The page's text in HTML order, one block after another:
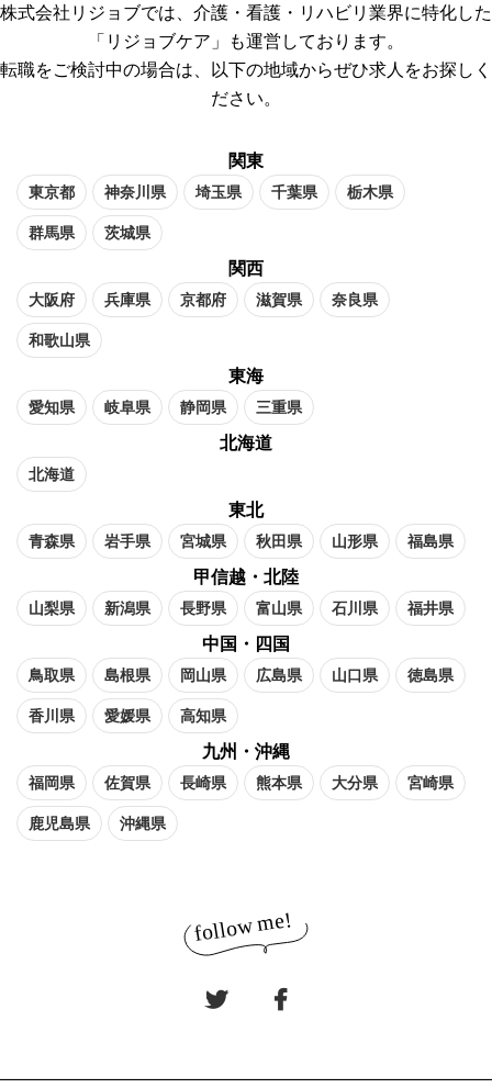
株式会社リジョブでは、介護・看護・リハビリ業界に特化した
「リジョブケア」も運営しております。
転職をご検討中の場合は、以下の地域からぜひ求人をお探しく
ださい。
関東
東京都 神奈川県 埼玉県 千葉県 栃木県
群馬県 茨城県
関西
大阪府 兵庫県 京都府 滋賀県 奈良県
和歌山県
東海
愛知県 岐阜県 静岡県 三重県
北海道
北海道
東北
青森県 岩手県 宮城県 秋田県 山形県 福島県
甲信越・北陸
山梨県 新潟県 長野県 富山県 石川県 福井県
中国・四国
鳥取県 島根県 岡山県 広島県 山口県 徳島県
香川県 愛媛県 高知県
九州・沖縄
福岡県 佐賀県 長崎県 熊本県 大分県 宮崎県
鹿児島県 沖縄県